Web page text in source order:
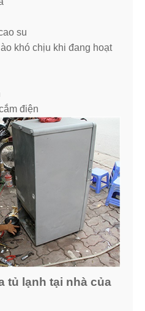
su
khó chịu khi đang hoạt
điện
tủ lạnh tại nhà của